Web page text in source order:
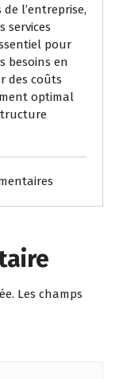
l’entreprise,
services
pour
besoins en
des coûts
optimal
Les champs